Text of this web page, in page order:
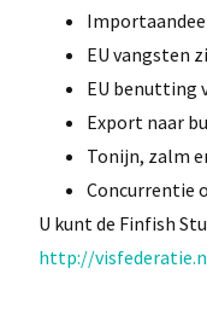
EU vangsten
EU benutting
Export naar
Tonijn, zalm
Concurrentie
U kunt de Finfish
http://